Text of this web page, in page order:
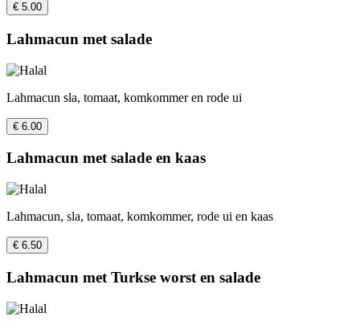
€ 5.00
Lahmacun met salade
Lahmacun sla, tomaat, komkommer en rode ui
€ 6.00
Lahmacun met salade en kaas
Lahmacun, sla, tomaat, komkommer, rode ui en kaas
€ 6.50
Lahmacun met Turkse worst en salade